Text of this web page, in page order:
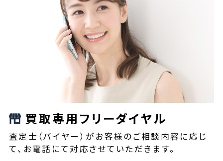
買取専用フリーダイヤル
査定士（バイヤー）がお客様のご相談内容に応じ
て、お電話にて対応させていただきます。